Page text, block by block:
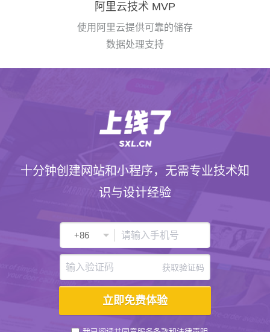
阿里云技术 MVP
使用阿里云提供可靠的储存
数据处理支持
十分钟创建网站和小程序，无需专业技术知
识与设计经验
获取验证码